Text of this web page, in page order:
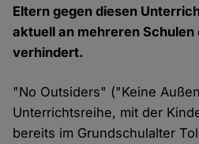
Eltern gegen diesen
aktuell an mehreren
verhindert.
"No Outsiders" ("Keine
Unterrichtsreihe, mit der
bereits im Grundschulalter